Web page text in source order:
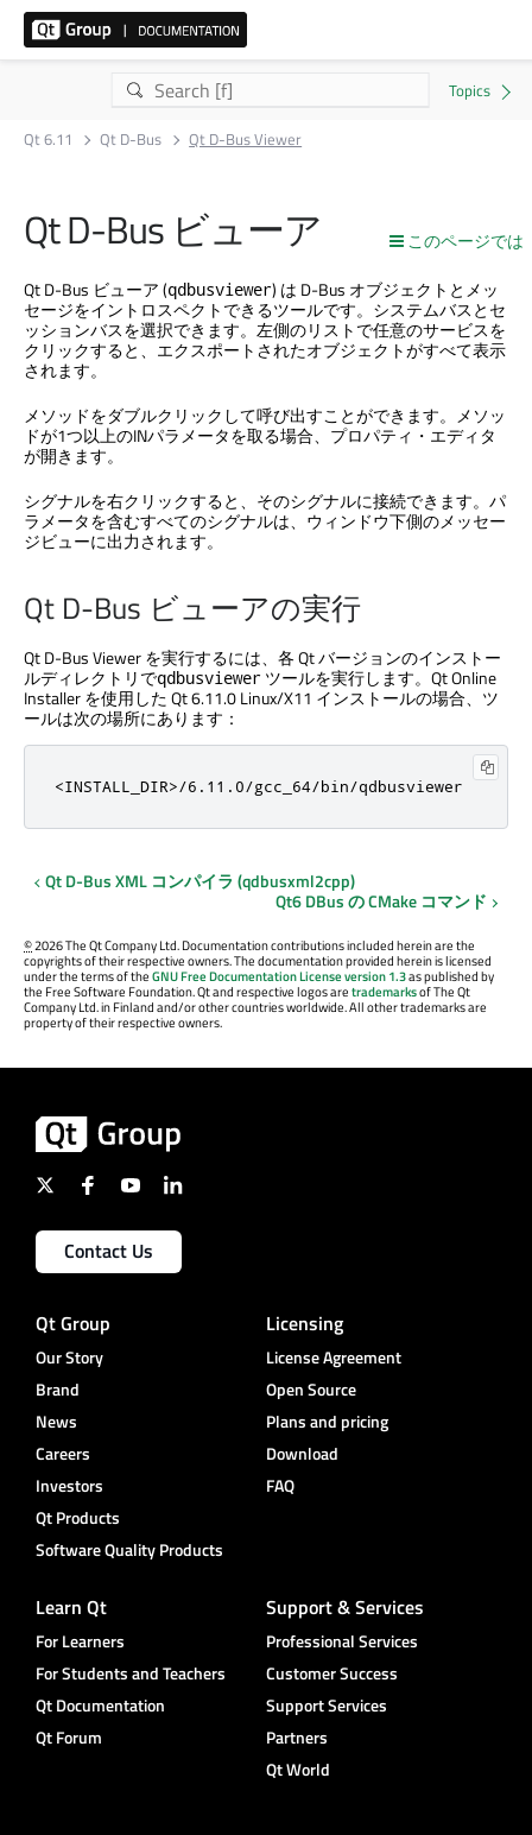
Qt 6.11 Qt D-Bus Qt D-Bus Viewer
このページでは
Qt D-Bus ビューア
Qt D-Bus ビューア (qdbusviewer) は D-Bus オブジェクトとメッ
セージをイントロスペクトできるツールです。システムバスとセ
ッションバスを選択できます。左側のリストで任意のサービスを
クリックすると、エクスポートされたオブジェクトがすべて表示
されます。
メソッドをダブルクリックして呼び出すことができます。メソッ
ドが1つ以上のINパラメータを取る場合、プロパティ・エディタ
が開きます。
シグナルを右クリックすると、そのシグナルに接続できます。パ
ラメータを含むすべてのシグナルは、ウィンドウ下側のメッセー
ジビューに出力されます。
Qt D-Bus ビューアの実行
Qt D-BusViewer を実行するには、各 Qt バージョンのインストー
ルディレクトリでqdbusviewer ツールを実行します。 Qt Online
Installerを使用した Qt 6.11.0 Linux/X11 インストールの場合、ツ
ールは次の場所にあります：
<INSTALL_DIR>/6.11.0/gcc_64/bin/qdbusviewer
Qt D-BusXML コンパイラ (qdbusxml2cpp)
Qt6 DBus の CMake コマンド
©2026 The Qt Company Ltd. Documentation contributions included herein are the
copyrights of their respective owners. The documentation provided herein is licensed
under the terms of theGNU Free Documentation License version 1.3as published by
the Free Software Foundation. Qt and respective logos aretrademarksof The Qt
Company Ltd. in Finland and/or other countries worldwide. All other trademarks are
property of their respective owners.
Contact Us
Qt Group
Our Story
Brand
News
Careers
Investors
Qt Products
Software Quality Products
Licensing
License Agreement
Open Source
Plans and pricing
Download
FAQ
Learn Qt
For Learners
For Students and Teachers
Qt Documentation
Qt Forum
Support & Services
Professional Services
Customer Success
Support Services
Partners
Qt World